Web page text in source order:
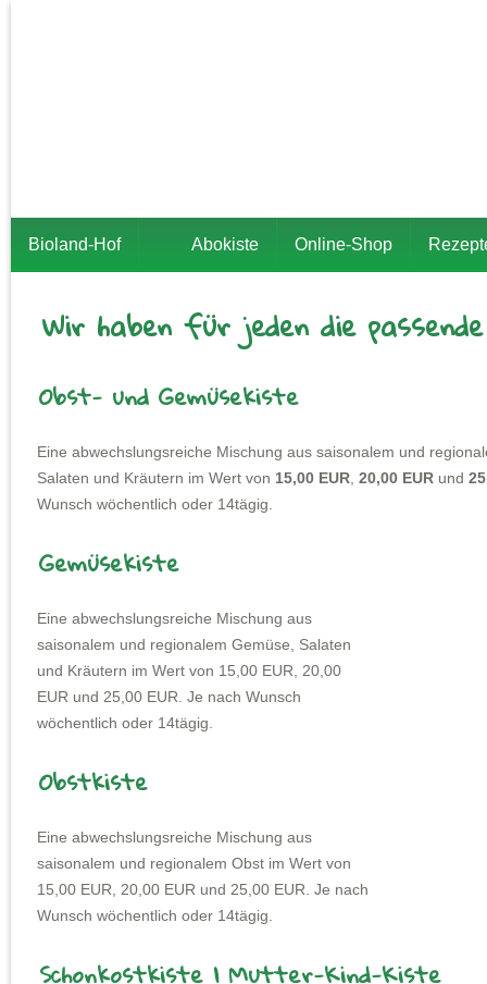
Bioland-Hof Abokiste Online-Shop
Wir haben für jeden die
Obst- und Gemüsekiste
Eine abwechslungsreiche Mischung aus saisonalem und
Salaten und Kräutern im Wert von 15,00 EUR 20,00 EUR und
Wunsch wöchentlich oder 14tägig.
Gemüsekiste
Eine abwechslungsreiche Mischung aus
saisonalem und regionalem Gemüse, Salaten
und Kräutern im Wert von 15,00 EUR, 20,00
EUR und 25,00 EUR. Je nach Wunsch
wöchentlich oder 14tägig.
Obstkiste
Eine abwechslungsreiche Mischung aus
saisonalem und regionalem Obst im Wert von
15,00 EUR, 20,00 EUR und 25,00 EUR. Je nach
Wunsch wöchentlich oder 14tägig.
Schonkostkiste | Mutter-Kind-Kiste